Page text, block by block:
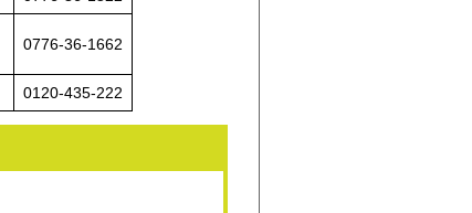
0776-36-1662
0120-435-222